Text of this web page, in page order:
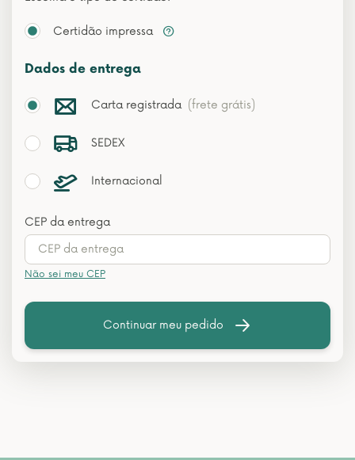
Certidão impressa
Dados de entrega
Carta registrada (frete grátis)
SEDEX
Internacional
CEP da entrega
Não sei meu CEP
Continuar meu pedido